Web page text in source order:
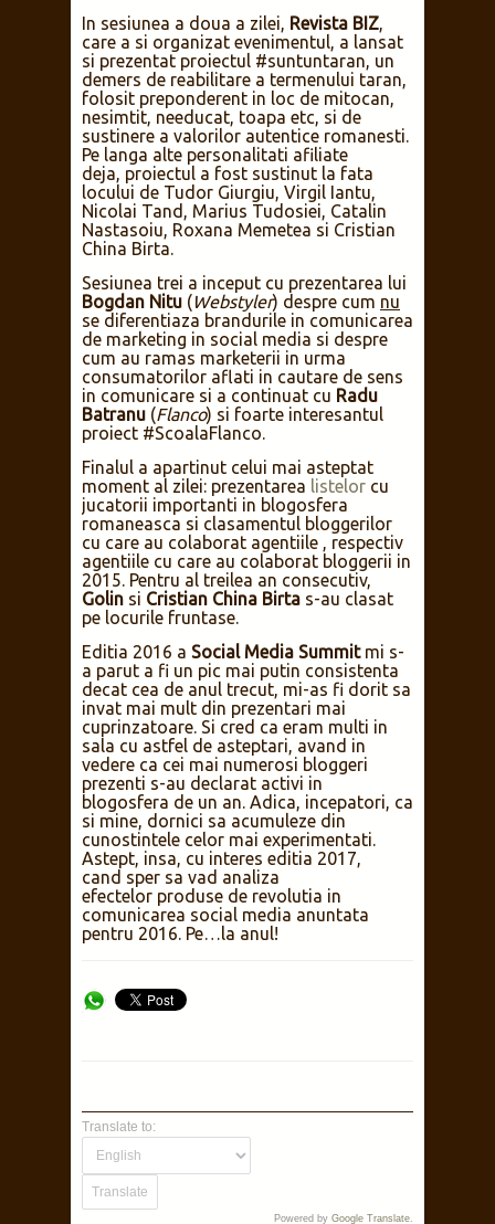
In sesiunea a doua a zilei, Revista BIZ,
care a si organizat evenimentul, a lansat
si prezentat proiectul #suntuntaran, un
demers de reabilitare a termenului taran,
folosit preponderent in loc de mitocan,
nesimtit, needucat, toapa etc, si de
sustinere a valorilor autentice romanesti.
Pe langa alte personalitati afiliate
deja, proiectul a fost sustinut la fata
locului de Tudor Giurgiu, Virgil Iantu,
Nicolai Tand, Marius Tudosiei, Catalin
Nastasoiu, Roxana Memetea si Cristian
China Birta.
Sesiunea trei a inceput cu prezentarea lui
Bogdan Nitu (Webstyler) despre cum nu
se diferentiaza brandurile in comunicarea
de marketing in social media si despre
cum au ramas marketerii in urma
consumatorilor aflati in cautare de sens
in comunicare si a continuat cu Radu
Batranu (Flanco) si foarte interesantul
proiect #ScoalaFlanco.
Finalul a apartinut celui mai asteptat
moment al zilei: prezentarea listelor cu
jucatorii importanti in blogosfera
romaneasca si clasamentul bloggerilor
cu care au colaborat agentiile , respectiv
agentiile cu care au colaborat bloggerii in
2015. Pentru al treilea an consecutiv,
Golin si Cristian China Birta s-au clasat
pe locurile fruntase.
Editia 2016 a Social Media Summitmi s-
a parut a fi un pic mai putin consistenta
decat cea de anul trecut, mi-as fi dorit sa
invat mai mult din prezentari mai
cuprinzatoare. Si cred ca eram multi in
sala cu astfel de asteptari, avand in
vedere ca cei mai numerosi bloggeri
prezenti s-au declarat activi in
blogosfera de un an. Adica, incepatori, ca
si mine, dornici sa acumuleze din
cunostintele celor mai experimentati.
Astept, insa, cu interes editia 2017,
cand sper sa vad analiza
efectelor produse de revolutia in
comunicarea social media anuntata
pentru 2016. Pe…la anul!
Translate to:
Powered by Google Translate.